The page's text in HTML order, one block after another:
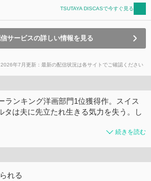
TSUTAYA DISCASで今すぐ見る
サービスの詳しい情報を見る
2026年7月更新：最新の配信状況は各サイトでご確認ください
ランキング洋画部門1位獲得作。スイス
タは夫に先立たれ生きる気力を失う。し
続きを読む
れる